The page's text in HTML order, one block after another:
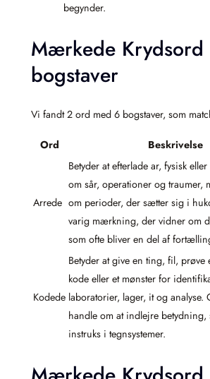
begynder.
Mærkede Krydsord
bogstaver
Vi fandt 2 ord med 6 bogstaver, som
Ord Beskrivelse
Arrede
Betyder at efterlade ar, fysisk
om sår, operationer og traumer,
om perioder, der sætter sig i
varig mærkning, der vidner om
som ofte bliver en del af
Kodede
Betyder at give en ting, fil, prøve
kode eller et mønster for
laboratorier, lager, it og analyse.
handle om at indlejre betydning,
instruks i tegnsystemer.